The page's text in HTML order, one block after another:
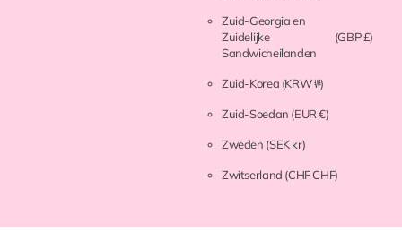
Zuid-Georgia en
Zuidelijke
Sandwicheilanden
(GBP £)
Zuid-Korea (KRW ₩)
Zuid-Soedan (EUR €)
Zweden (SEK kr)
Zwitserland (CHF CHF)